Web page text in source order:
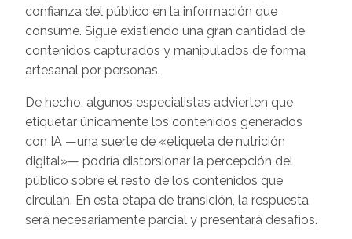
confianza del público en la información que
consume. Sigue existiendo una gran cantidad de
contenidos capturados y manipulados de forma
artesanal por personas.
De hecho, algunos especialistas advierten que
etiquetar únicamente los contenidos generados
con IA —una suerte de «etiqueta de nutrición
digital»— podría distorsionar la percepción del
público sobre el resto de los contenidos que
circulan. En esta etapa de transición, la respuesta
será necesariamente parcial y presentará desafíos.